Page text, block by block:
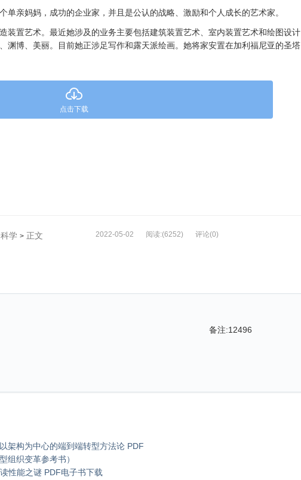
单亲妈妈，成功的企业家，并且是公认的战略、激励和个人成长的艺术家。
装置艺术。最近她涉及的业务主要包括建筑装置艺术、室内装置艺术和绘图设计
渊博、美丽。目前她正涉足写作和露天派绘画。她将家安置在加利福尼亚的圣塔
点击下载
学 > 正文 2022-05-02 阅读:(6252) 评论(0)
备注:12496
架构为中心的端到端转型方法论 PDF
组织变革参考书）
性能之谜 PDF电子书下载